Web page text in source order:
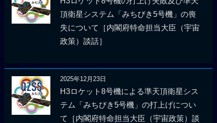
頂衛星システム「みちびき5号機」の喪
失について［内閣府特命担当大臣（宇宙
政策）談話］
2025年12月23日
H3ロケット8号機による準天頂衛星シス
テム「みちびき5号機」の打上げについ
て［内閣府特命担当大臣（宇宙政策）談